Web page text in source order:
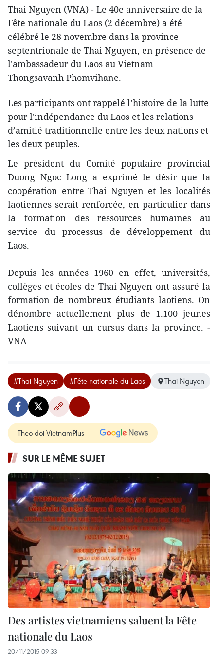
Thai Nguyen (VNA) - Le 40e anniversaire de la
Fête nationale du Laos (2 décembre) a été
célébré le 28 novembre dans la province
septentrionale de Thai Nguyen, en présence de
l'ambassadeur du Laos au Vietnam
Thongsavanh Phomvihane.
Les participants ont rappelé l’histoire de la lutte
pour l'indépendance du Laos et les relations
d’amitié traditionnelle entre les deux nations et
les deux peuples.
Le président du Comité populaire provincial
Duong Ngoc Long a exprimé ​le désir que la
coopération entre Thai Nguyen et les localités
laotiennes serait renforcée, en particulier dans
la formation des ressources humaines au
service du processus de développement du
Laos.
Depuis les années 1960 en effet, universités,
collèges et écoles de Thai Nguyen ont assuré la
formation de nombreux étudiants laotiens. On
dénombre actuellement plus de 1.100 jeunes
Laotiens suivant un cursus dans la province. -
VNA
#Thai Nguyen #Fête nationale du Laos Thai Nguyen
Theo dõi VietnamPlus
SUR LE MÊME SUJET
Des artistes vietnamiens saluent la Fête
nationale du Laos
20/11/2015 09:33